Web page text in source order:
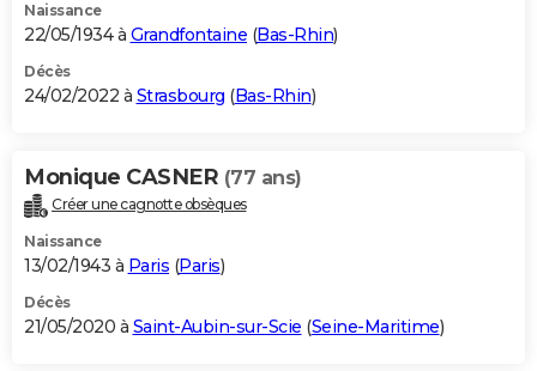
Naissance
22/05/1934 à Grandfontaine (Bas-Rhin)
Décès
24/02/2022 à Strasbourg (Bas-Rhin)
Monique CASNER (77 ans)
Créer une cagnotte obsèques
Naissance
13/02/1943 à Paris (Paris)
Décès
21/05/2020 à Saint-Aubin-sur-Scie (Seine-Maritime)